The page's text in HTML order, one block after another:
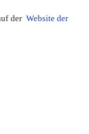
der Website der